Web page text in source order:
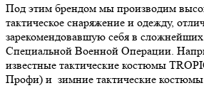
Под этим брендом мы производим
тактическое снаряжение и одежду,
зарекомендовавшую себя в
Специальной Военной Операции.
известные тактические костюмы
Профи) и зимние тактические